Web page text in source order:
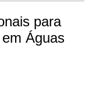
para
Águas